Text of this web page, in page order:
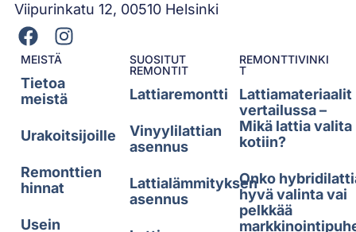
Viipurinkatu 12, 00510 Helsinki
MEISTÄ
Tietoa
meistä
Urakoitsijoille
Remonttien
hinnat
Usein
SUOSITUT
REMONTIT
Lattiaremontti
Vinyylilattian
asennus
Lattialämmityksen
asennus
REMONTTIVINKI
T
Lattiamateriaalit
vertailussa –
Mikä lattia valita
kotiin?
Onko
hyvä valinta vai
pelkkää